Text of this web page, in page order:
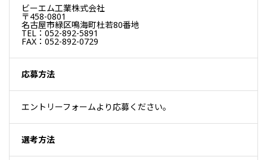
ビーエム工業株式会社
〒458-0801
名古屋市緑区鳴海町杜若80番地
TEL：052-892-5891
FAX：052-892-0729
応募方法
エントリーフォームより応募ください。
選考方法